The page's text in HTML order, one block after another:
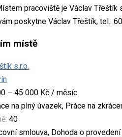
pracoviště je Václav Třeštík
poskytne Václav Třeštík, tel.:
místě
s.r.o.
– 45 000 Kč / měsíc
na plný úvazek, Práce na
40
smlouva, Dohoda o